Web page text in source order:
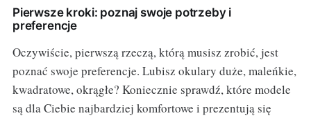
Pierwsze kroki: poznaj swoje potrzeby i
preferencje
Oczywiście, pierwszą rzeczą, którą musisz zrobić, jest
poznać swoje preferencje. Lubisz okulary duże, maleńkie,
kwadratowe, okrągłe? Koniecznie sprawdź, które modele
są dla Ciebie najbardziej komfortowe i prezentują się